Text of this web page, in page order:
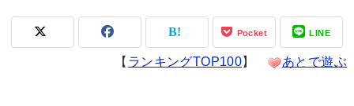
Pocket LINE
【 ランキングTOP100】 あとで遊ぶ